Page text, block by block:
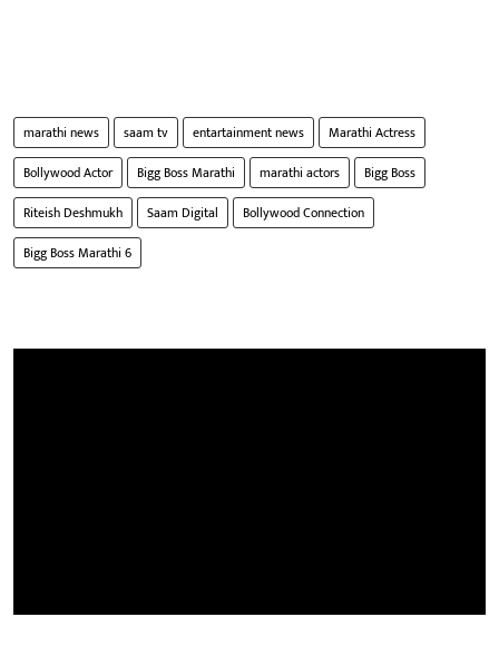
marathi news saam tv entartainment news
Marathi Actress
Bollywood Actor
Bigg Boss Marathi marathi actors
Bigg Boss
Riteish Deshmukh
Saam Digital
Bollywood Connection
Bigg Boss Marathi 6